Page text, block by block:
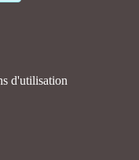
d'utilisation